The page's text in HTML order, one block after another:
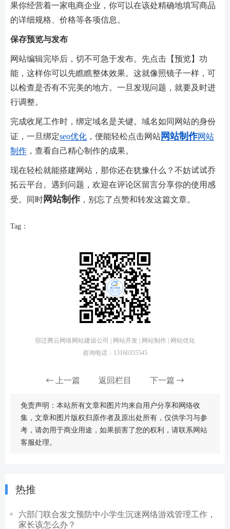
果你经营着一家电商企业，你可以在该处精确地填写商品
的详细规格、价格等各项信息。
保存预览与发布
网站编辑完毕后，切不可急于发布。先点击【预览】功
能，这样你可以先瞧瞧整体效果。这就像照镜子一样，可
以检查是否有不完美的地方。一旦发现问题，就要及时进
行调整。
完成收尾工作时，绑定域名是关键。域名如同网站的身份
证，一旦绑定seo优化 ，便能轻松点击网站网站制作网站
制作 ，查看自己精心制作的成果。
现在轻松就能搭建网站，那你还在犹豫什么？不妨试试乔
拓云平台。遇到问题，欢迎在评论区留言分享你的使用感
受。同时网站制作，别忘了点赞和转发这篇文章。
Tag：
宿迁腾云网络网站建设公司 | 网站开发 | 网站制作 | 网站优化
咨询电话：13160355545
上一篇 返回栏目 下一篇
免责声明：本站所有文章和图片均来自用户分享和网络收
集，文章和图片版权归原作者及原出处所有，仅供学习与参
考，请勿用于商业用途，如果损害了您的权利，请联系网站
客服处理。
热推
六部门联合发文预防中小学生沉迷网络游戏管理工作，
家长该怎么办？